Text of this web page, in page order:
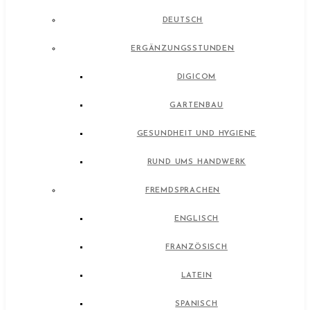
DEUTSCH
ERGÄNZUNGSSTUNDEN
DIGICOM
GARTENBAU
GESUNDHEIT UND HYGIENE
RUND UMS HANDWERK
FREMDSPRACHEN
ENGLISCH
FRANZÖSISCH
LATEIN
SPANISCH